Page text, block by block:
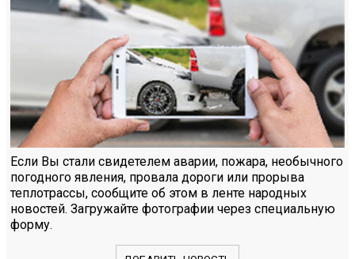
Если Вы стали свидетелем аварии, пожара, необычного
погодного явления, провала дороги или прорыва
теплотрассы, сообщите об этом в ленте народных
новостей. Загружайте фотографии через специальную
форму.